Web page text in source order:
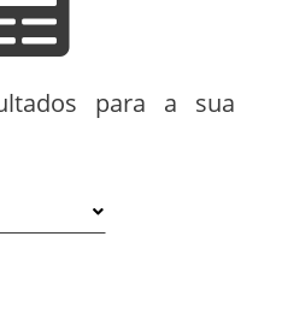
para a sua